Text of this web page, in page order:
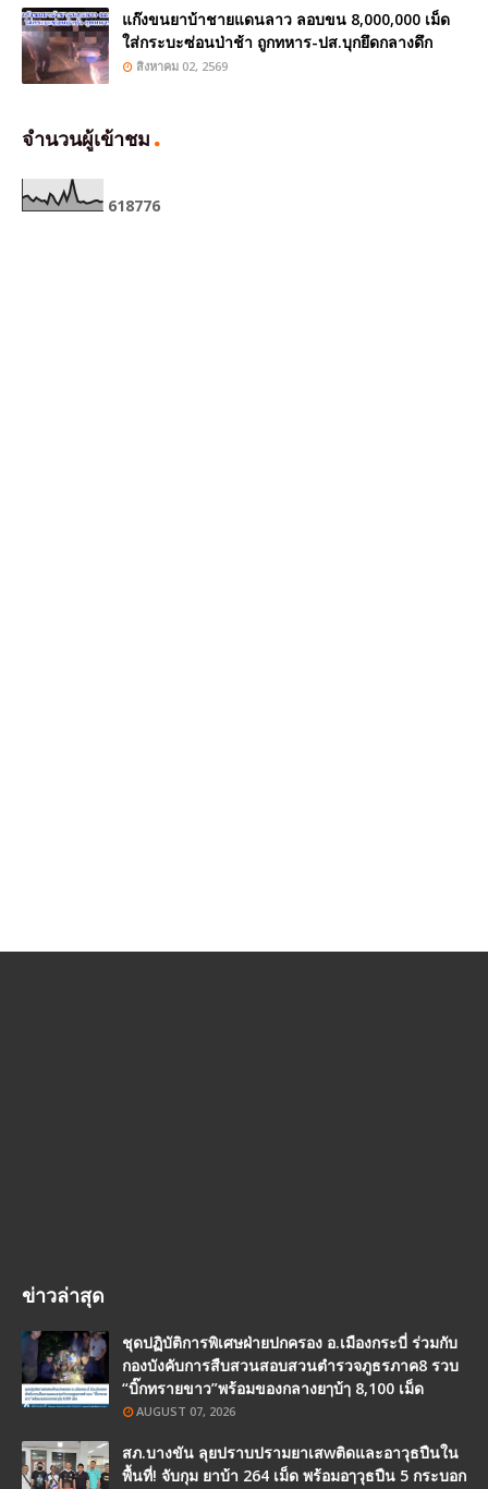
แก๊งขนยาบ้าชายแดนลาว ลอบขน 8,000,000 เม็ด
ใส่กระบะซ่อนป่าช้า ถูกทหาร-ปส.บุกยึดกลางดึก
สิงหาคม 02, 2569
จำนวนผู้เข้าชม
618776
ข่าวล่าสุด
ชุดปฏิบัติการพิเศษฝ่ายปกครอง อ.เมืองกระบี่ ร่วมกับ
กองบังคับการสืบสวนสอบสวนตำรวจภูธรภาค8 รวบ
“บิ๊กทรายขาว”พร้อมของกลางยๅบ้ๅ 8,100 เม็ด
AUGUST 07, 2026
สภ.บางขัน ลุยปราบปรามยาเสwติดและอาวุธปืนใน
พื้นที่! จับกุม ยาบ้า 264 เม็ด พร้อมอๅวุธปืน 5 กระบอก